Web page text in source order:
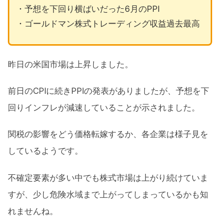
・予想を下回り横ばいだった6月のPPI
・ゴールドマン株式トレーディング収益過去最高
昨日の米国市場は上昇しました。
前日のCPIに続きPPIの発表がありましたが、予想を下
回りインフレが減速していることが示されました。
関税の影響をどう価格転嫁するか、各企業は様子見を
しているようです。
不確定要素が多い中でも株式市場は上がり続けていま
すが、少し危険水域まで上がってしまっているかも知
れませんね。